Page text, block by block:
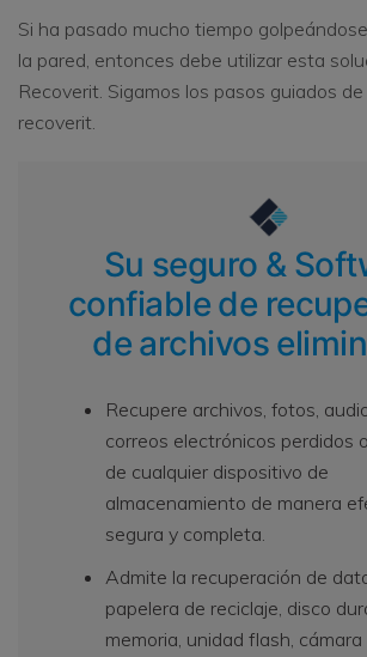
Si ha pasado mucho tiempo
la pared, entonces debe utilizar esta
Recoverit. Sigamos los pasos guiados
recoverit.
Su seguro &
confiable de
de archivos
Recupere archivos, fotos,
correos electrónicos perdidos
de cualquier dispositivo de
almacenamiento de manera
segura y completa.
Admite la recuperación de
papelera de reciclaje, disco
memoria, unidad flash,